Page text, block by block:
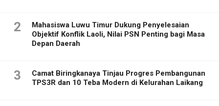
2
Mahasiswa Luwu Timur Dukung Penyelesaian
Objektif Konflik Laoli, Nilai PSN Penting bagi Masa
Depan Daerah
3
Camat Biringkanaya Tinjau Progres Pembangunan
TPS3R dan 10 Teba Modern di Kelurahan Laikang